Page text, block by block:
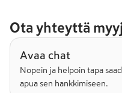
Ota yhteyttä
Avaa chat
Nopein ja helpoin tapa
apua sen hankkimiseen.